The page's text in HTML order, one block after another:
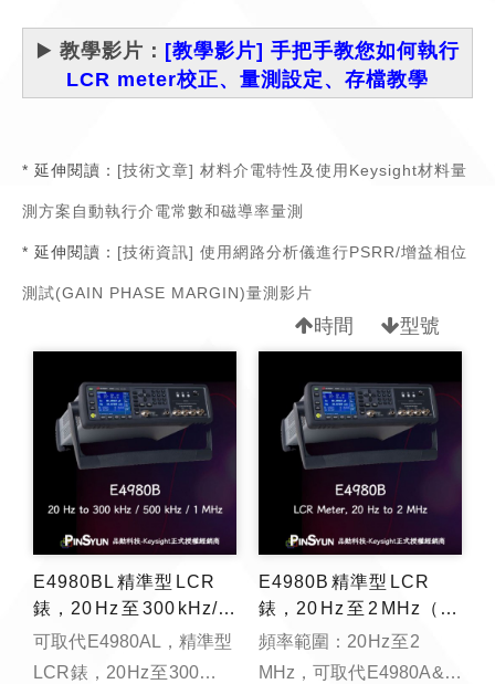
▶️ 教學影片： [教學影片] 手把手教您如何執行
LCR meter校正、量測設定、存檔教學
* 延伸閱讀： [技術文章] 材料介電特性及使用Keysight材料量
測方案自動執行介電常數和磁導率量測
* 延伸閱讀： [技術資訊] 使用網路分析儀進行PSRR/增益相位
測試(GAIN PHASE MARGIN)量測影片
時間 型號
E4980BL 精準型 LCR
錶，20 Hz 至 300 kHz/5
00 kHz/1 MHz
可取代 E4980AL，精準型
LCR 錶，20 Hz 至 300
E4980B 精準型 LCR
錶，20 Hz 至 2 MHz（可
取代 E4980A & 4284A &
4279A）
頻率範圍：20 Hz 至 2
MHz，可取代 E4980A &